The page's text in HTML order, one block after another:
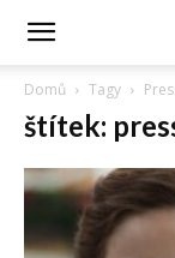
Domů Tagy
štítek: